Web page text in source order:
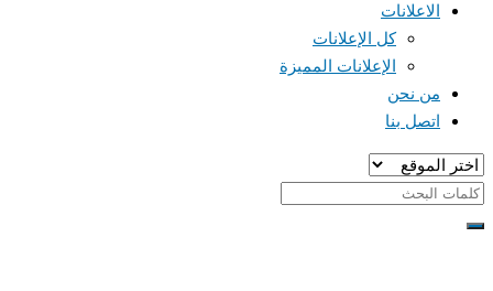
الاعلانات
كل الإعلانات
الإعلانات المميزة
من نحن
اتصل بنا